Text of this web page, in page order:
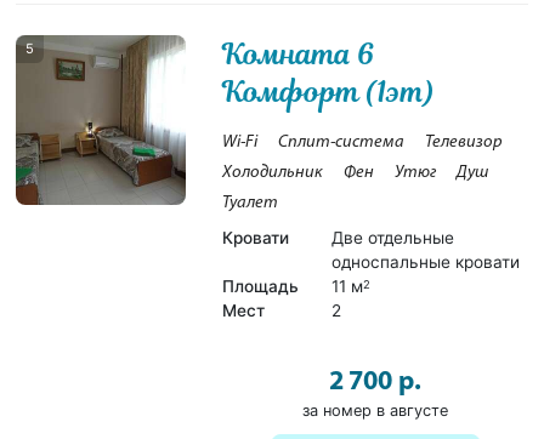
5
Комната 6
Комфорт (1эт)
Wi-Fi Сплит-система
Телевизор
Холодильник
Фен Утюг
Душ
Туалет
Кровати
Две отдельные
односпальные кровати
Площадь
11 м2
Мест 2
2 700 р.
за номер в августе